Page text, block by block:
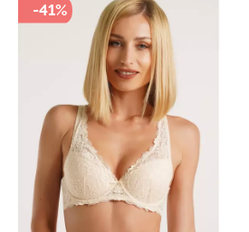
-41%